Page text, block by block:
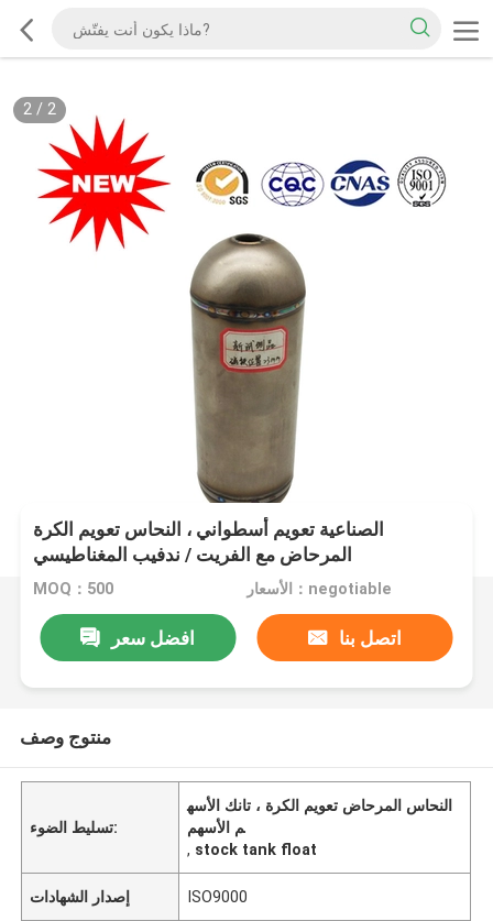
2/ 2
الصناعية تعويم أسطواني ، النحاس تعويم الكرة
المرحاض مع الفريت / ندفيب المغناطيسي
MOQ：500 الأسعار：negotiable
افضل سعر اتصل بنا
منتوج وصف
تسليط الضوء:
النحاس المرحاض تعويم الكرة ، تانك الأسه
م الأسهم
, stock tank float
إصدار الشهادات ISO9000